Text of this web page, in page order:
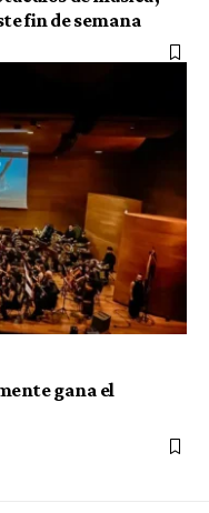
fin de semana
gana el